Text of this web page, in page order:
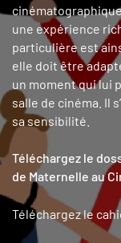
une expérience
particulière est
elle doit être
un moment qui lui
salle de cinéma. Il
sa sensibilité.
Téléchargez le
de Maternelle au
Téléchargez le